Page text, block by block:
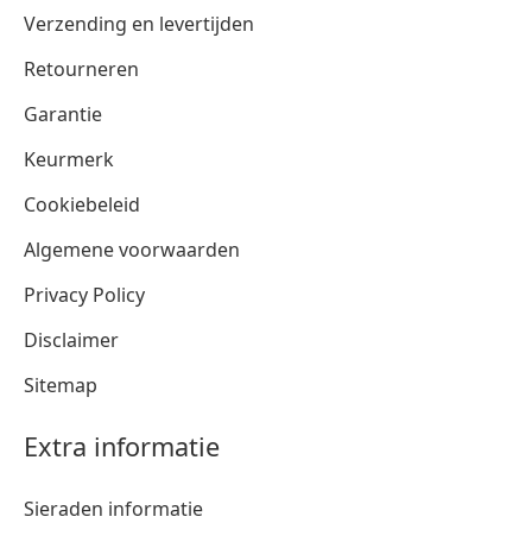
Verzending en levertijden
Retourneren
Garantie
Keurmerk
Cookiebeleid
Algemene voorwaarden
Privacy Policy
Disclaimer
Sitemap
Extra informatie
Sieraden informatie